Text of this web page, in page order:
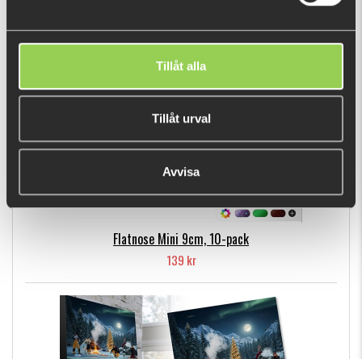
Tillåt alla
Tillåt urval
Avvisa
POPULÄRA PRODUKTER
Flatnose Mini 9cm, 10-pack
139 kr